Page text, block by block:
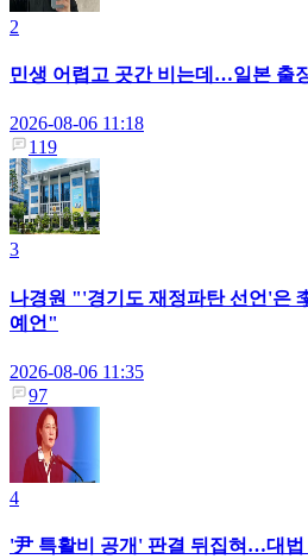
2
민생 어렵고 곳간 비는데…일본 출
2026-08-06 11:18
119
3
나경원 "'경기도 재정파탄 선언'은
예언"
2026-08-06 11:35
97
4
'尹 특활비 공개' 판결 뒤집혀…대법